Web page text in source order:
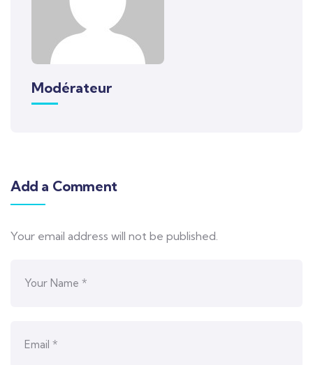
Modérateur
Add a Comment
Your email address will not be published.